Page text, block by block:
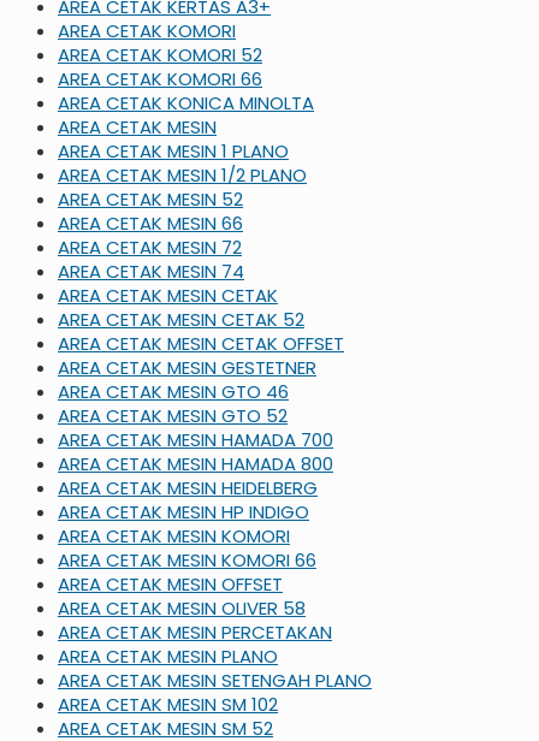
AREA CETAK KERTAS A3+
AREA CETAK KOMORI
AREA CETAK KOMORI 52
AREA CETAK KOMORI 66
AREA CETAK KONICA MINOLTA
AREA CETAK MESIN
AREA CETAK MESIN 1 PLANO
AREA CETAK MESIN 1/2 PLANO
AREA CETAK MESIN 52
AREA CETAK MESIN 66
AREA CETAK MESIN 72
AREA CETAK MESIN 74
AREA CETAK MESIN CETAK
AREA CETAK MESIN CETAK 52
AREA CETAK MESIN CETAK OFFSET
AREA CETAK MESIN GESTETNER
AREA CETAK MESIN GTO 46
AREA CETAK MESIN GTO 52
AREA CETAK MESIN HAMADA 700
AREA CETAK MESIN HAMADA 800
AREA CETAK MESIN HEIDELBERG
AREA CETAK MESIN HP INDIGO
AREA CETAK MESIN KOMORI
AREA CETAK MESIN KOMORI 66
AREA CETAK MESIN OFFSET
AREA CETAK MESIN OLIVER 58
AREA CETAK MESIN PERCETAKAN
AREA CETAK MESIN PLANO
AREA CETAK MESIN SETENGAH PLANO
AREA CETAK MESIN SM 102
AREA CETAK MESIN SM 52